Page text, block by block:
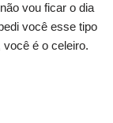
vou ficar o dia
você esse tipo
você é o celeiro.